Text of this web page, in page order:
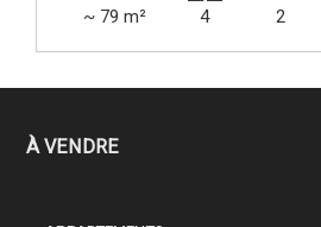
~ 79 m² 4 2
À VENDRE